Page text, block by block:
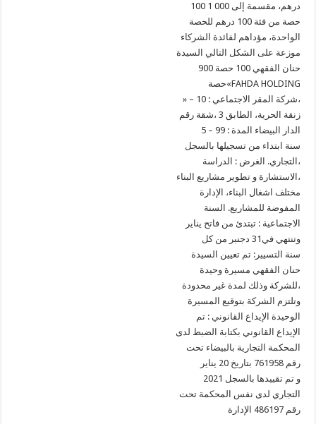
100 درهم، مقسمة إلى 000 1
حصة من فئة 100 درهم للحصة
الواحدة، مؤداهم لفائدة الشركاء
موزعة على الشكل التالي السيدة
حنان الفقهي 100 حصة 900
حصة«FAHDA HOLDING
» – شركة المقر الاجتماعي : 10،
زنقة الحرية، الطابق 3 ،شقة رقم
5 – الدار البيضاء المدة : 99
سنة ابتداء من تسجيلها بالسجل
التجاري. الغرض : الدراسة،
الاستشارة و تطوير مشاريع البناء،
مختلف اشغال البناء، الإدارة
المفوضة للمشاريع. السنة
الاجتماعية : تبتدئ من فاتح يناير
وتنتهي في31 دجنبر من كل
سنة التسيير: تم تعيين السيدة
حنان الفقهي مسيرة وحيدة
للشركة وذلك لمدة غير محدودة،
وتلتزم الشركة بتوقيع المسيرة
الوحيدة الإيداع القانوني : تم
الإيداع القانوني بكتابة الضبط لدى
المحكمة التجارية بالبيضاء تحت
رقم 761958 بتاريخ 20 يناير
2021 و تم تقييدها بالسجل
التجاري لدى نفس المحكمة تحت
رقم 486197 الإدارة